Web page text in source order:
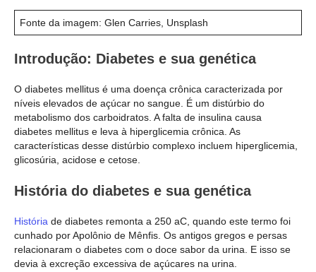
Fonte da imagem: Glen Carries, Unsplash
Introdução: Diabetes e sua genética
O diabetes mellitus é uma doença crônica caracterizada por
níveis elevados de açúcar no sangue. É um distúrbio do
metabolismo dos carboidratos. A falta de insulina causa
diabetes mellitus e leva à hiperglicemia crônica. As
características desse distúrbio complexo incluem hiperglicemia,
glicosúria, acidose e cetose.
História do diabetes e sua genética
História de diabetes remonta a 250 aC, quando este termo foi
cunhado por Apolônio de Mênfis. Os antigos gregos e persas
relacionaram o diabetes com o doce sabor da urina. E isso se
devia à excreção excessiva de açúcares na urina.